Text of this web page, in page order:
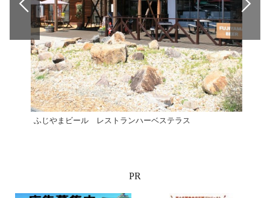
ふじやまビール レストランハーベステラス
PR